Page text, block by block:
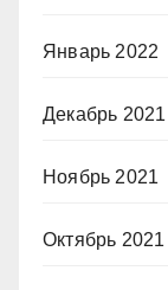
Январь 2022
Декабрь 2021
Ноябрь 2021
Октябрь 2021